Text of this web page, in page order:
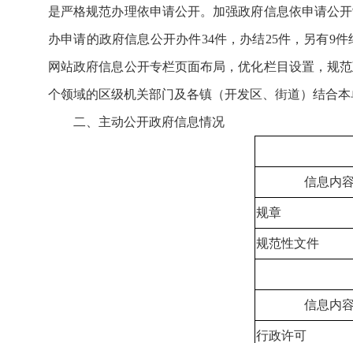
是严格规范办理依申请公开。加强政府信息依申请公
办申请的政府信息公开办件34件，办结25件，另有9
网站政府信息公开专栏页面布局，优化栏目设置，规
个领域的区级机关部门及各镇（开发区、街道）结合
二、主动公开政府信息情况
信息内
规章
规范性文件
信息内
行政许可